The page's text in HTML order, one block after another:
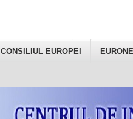
CONSILIUL EUROPEI